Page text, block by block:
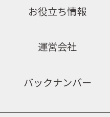
お役立ち情報
運営会社
バックナンバー